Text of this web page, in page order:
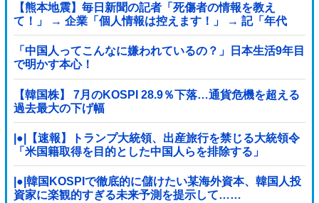
【熊本地震】毎日新聞の記者「死傷者の情報を教え
て！」 → 企業「個人情報は控えます！」 → 記「年代
は？特定につながらないでしょ？教えてよ？教えて
よ？」
「中国人ってこんなに嫌われているの？」日本生活9年目
で明かす本心！
【韓国株】 7月のKOSPI 28.9％下落…通貨危機を超える
過去最大の下げ幅
|●|【速報】トランプ大統領、出産旅行を禁じる大統領令
「米国籍取得を目的とした中国人らを排除する」
|●|韓国KOSPIで徹底的に儲けたい某海外資本、韓国人投
資家に楽観的すぎる未来予測を提示して……